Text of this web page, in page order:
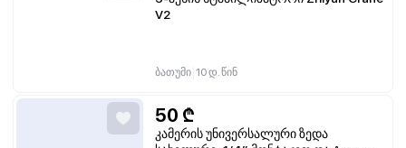
V2
ბათუმი 10 დ. წინ
50 ₾
კამერის უნივერსალური ზედა